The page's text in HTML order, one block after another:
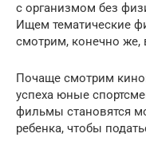
с организмом без
Ищем тематические
смотрим, конечно же,
Почаще смотрим
успеха юные
фильмы становятся
ребенка, чтобы